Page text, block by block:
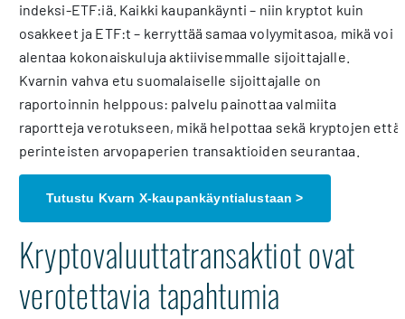
indeksi-ETF:iä. Kaikki kaupankäynti – niin kryptot kuin
osakkeet ja ETF:t – kerryttää samaa volyymitasoa, mikä voi
alentaa kokonaiskuluja aktiivisemmalle sijoittajalle.
Kvarnin vahva etu suomalaiselle sijoittajalle on
raportoinnin helppous: palvelu painottaa valmiita
raportteja verotukseen, mikä helpottaa sekä kryptojen että
perinteisten arvopaperien transaktioiden seurantaa.
Tutustu Kvarn X-kaupankäyntialustaan >
Kryptovaluuttatransaktiot ovat
verotettavia tapahtumia